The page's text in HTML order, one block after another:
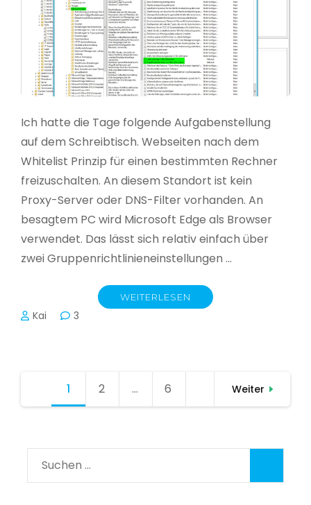
Ich hatte die Tage folgende Aufgabenstellung
auf dem Schreibtisch. Webseiten nach dem
Whitelist Prinzip für einen bestimmten Rechner
freizuschalten. An diesem Standort ist kein
Proxy-Server oder DNS-Filter vorhanden. An
besagtem PC wird Microsoft Edge als Browser
verwendet. Das lässt sich relativ einfach über
zwei Gruppenrichtlinieneinstellungen …
WEITERLESEN
Kai 3
Seitennummerierung
1 Seite
2 … Seite
6 Weiter
Suchen
nach: